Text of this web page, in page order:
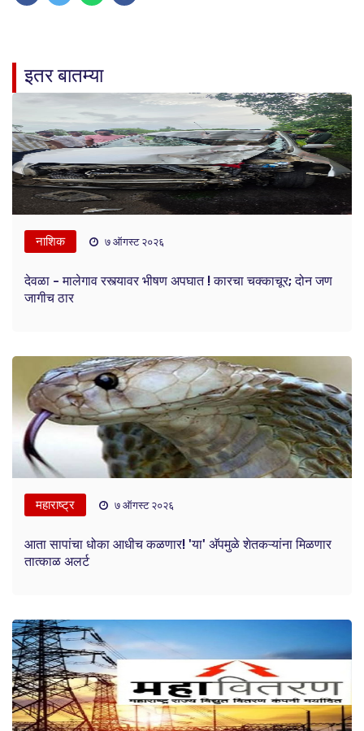
इतर बातम्या
नाशिक ७ ऑगस्ट २०२६
देवळा - मालेगाव रस्त्यावर भीषण अपघात ! कारचा चक्काचूर; दोन जण
जागीच ठार
महाराष्ट्र ७ ऑगस्ट २०२६
आता सापांचा धोका आधीच कळणार! 'या' अ‍ॅपमुळे शेतकऱ्यांना मिळणार
तात्काळ अलर्ट